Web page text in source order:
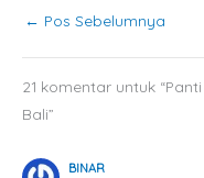
← Pos Sebelumnya
21 komentar untuk
Bali”
BINAR